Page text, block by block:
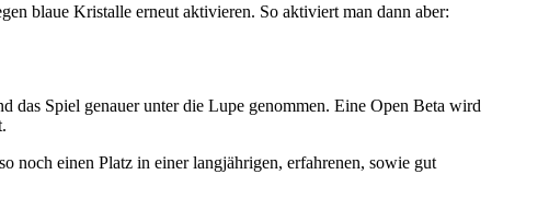
blaue Kristalle erneut aktivieren. So aktiviert man dann aber:
das Spiel genauer unter die Lupe genommen. Eine Open Beta wird
noch einen Platz in einer langjährigen, erfahrenen, sowie gut